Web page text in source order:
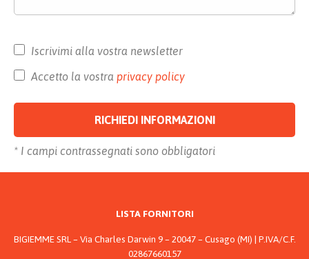
Iscrivimi alla vostra newsletter
Accetto la vostra privacy policy
* I campi contrassegnati sono obbligatori
Alternative:
LISTA FORNITORI
BIGIEMME SRL – Via Charles Darwin 9 – 20047 – Cusago (MI) | P.IVA/C.F.
02867660157